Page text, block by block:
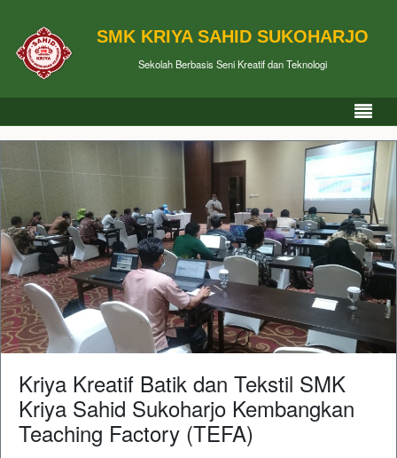
SMK KRIYA SAHID SUKOHARJO
Sekolah Berbasis Seni Kreatif dan Teknologi
Kriya Kreatif Batik dan Tekstil SMK
Kriya Sahid Sukoharjo Kembangkan
Teaching Factory (TEFA)